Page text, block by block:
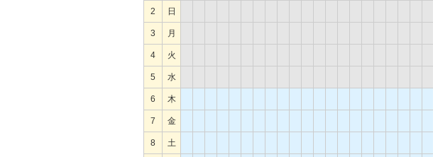
2 日
3 月
4 火
5 水
6 木
7 金
8 土